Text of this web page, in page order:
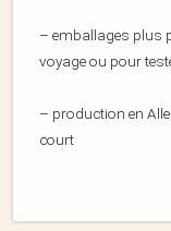
– emballages plus
voyage ou pour
– production en
court